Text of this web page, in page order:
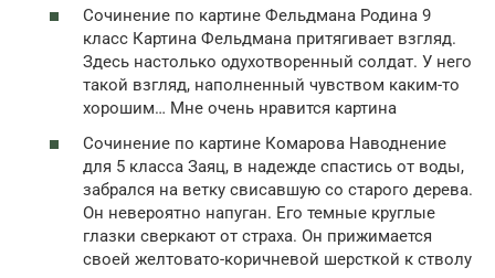
Сочинение по картине Фельдмана Родина 9
класс Картина Фельдмана притягивает взгляд.
Здесь настолько одухотворенный солдат. У него
такой взгляд, наполненный чувством каким-то
хорошим… Мне очень нравится картина
Сочинение по картине Комарова Наводнение
для 5 класса Заяц, в надежде спастись от воды,
забрался на ветку свисавшую со старого дерева.
Он невероятно напуган. Его темные круглые
глазки сверкают от страха. Он прижимается
своей желтовато-коричневой шерсткой к стволу